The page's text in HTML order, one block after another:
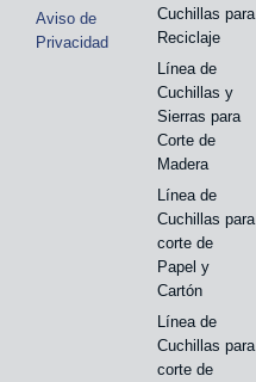
Aviso de
Privacidad
Cuchillas para
Reciclaje
Línea de
Cuchillas y
Sierras para
Corte de
Madera
Línea de
Cuchillas para
corte de
Papel y
Cartón
Línea de
Cuchillas para
corte de